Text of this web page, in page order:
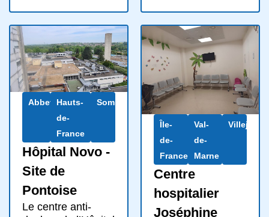
AbbevilleHauts-
de-
France
Somme
Hôpital Novo -
Site de
Pontoise
Le centre anti-
Île-
de-
France
Val-
de-
Marne
Villejuif
Centre
hospitalier
Joséphine